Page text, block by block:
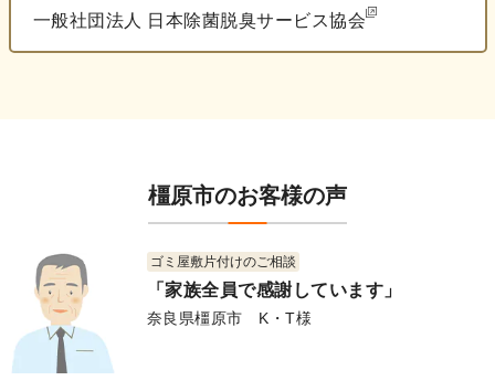
一般社団法人 日本除菌脱臭サービス協会
橿原市のお客様の声
ゴミ屋敷片付けのご相談
「家族全員で感謝しています」
奈良県橿原市 K・T様